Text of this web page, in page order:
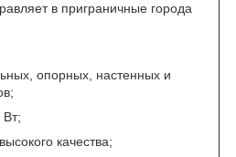
в приграничные города
опорных, настенных и
качества;